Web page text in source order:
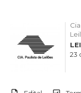
23